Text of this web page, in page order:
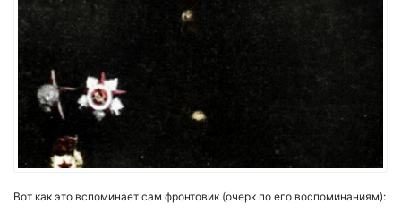
Вот как это вспоминает сам фронтовик (очерк по его воспоминаниям):